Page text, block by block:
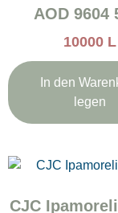
AOD 9604
10000 L
In den
legen
CJC